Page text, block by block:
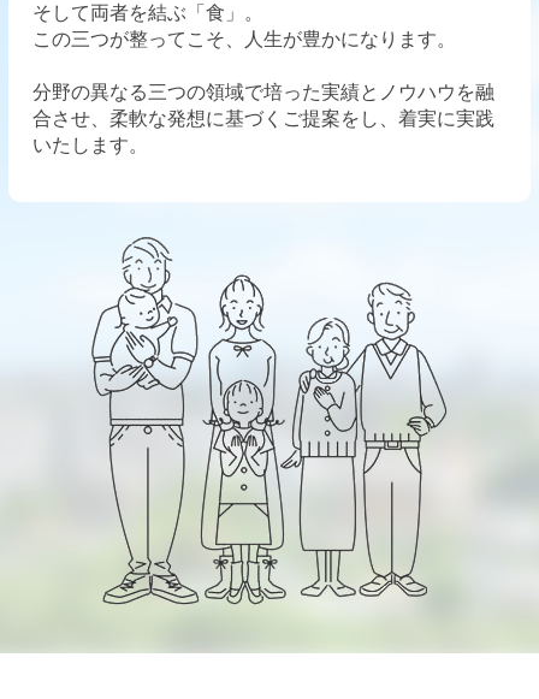
そして両者を結ぶ「食」。
この三つが整ってこそ、人生が豊かになります。
分野の異なる三つの領域で培った実績とノウハウを融
合させ、柔軟な発想に基づくご提案をし、着実に実践
いたします。